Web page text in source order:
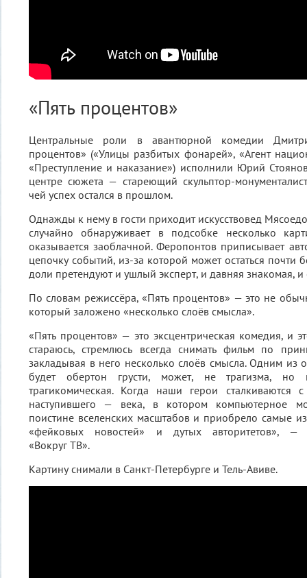
«Пять процентов»
Центральные роли в авантюрной комедии
процентов» («Улицы разбитых фонарей», «Агент
«Преступление и наказание») исполнили Юрий
центре сюжета — стареющий скульптор-
чей успех остался в прошлом.
Однажды к нему в гости приходит искусствовед
случайно обнаруживает в подсобке несколько
оказывается заоблачной. Феропонтов приписывает
цепочку событий, из-за которой может остаться почти
доли претендуют и ушлый эксперт, и давняя знакомая,
По словам режиссёра, «Пять процентов» — это не
который заложено «несколько слоёв смысла».
«Пять процентов» — это эксцентрическая комедия, и
стараюсь, стремлюсь всегда снимать фильм по
закладывая в него несколько слоёв смысла. Одним из
будет обертон грусти, может, не трагизма, но
трагикомическая. Когда наши герои сталкиваются
наступившего — века, в котором компьютерное
поистине вселенских масштабов и приобрело самые
«фейковых новостей» и дутых авторитетов», —
«Вокруг ТВ».
Картину снимали в Санкт-Петербурге и Тель-Авиве.